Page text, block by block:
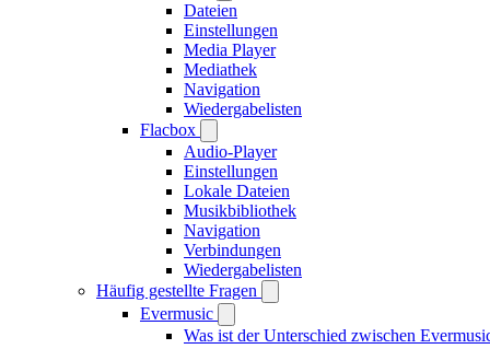
Dateien
Einstellungen
Media Player
Mediathek
Navigation
Wiedergabelisten
Flacbox
Audio-Player
Einstellungen
Lokale Dateien
Musikbibliothek
Navigation
Verbindungen
Wiedergabelisten
Häufig gestellte Fragen
Evermusic
Was ist der Unterschied zwischen